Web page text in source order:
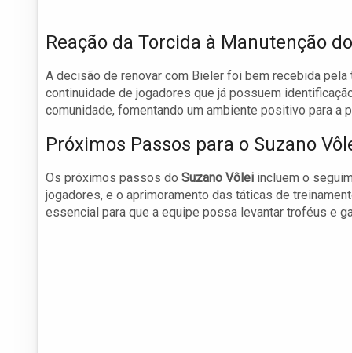
Reação da Torcida à Manutenção
A decisão de renovar com Bieler foi bem recebida
continuidade de jogadores que já possuem
comunidade, fomentando um ambiente positivo para a
Próximos Passos para o Suzano
Os próximos passos do Suzano Vôlei incluem o
jogadores, e o aprimoramento das táticas de
essencial para que a equipe possa levantar troféus e